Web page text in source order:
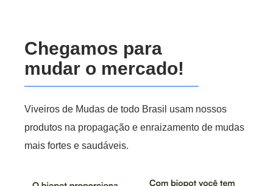
Chegamos para
mudar o mercado!
Viveiros de Mudas de todo Brasil usam nossos
produtos na propagação e enraizamento de mudas
mais fortes e saudáveis.